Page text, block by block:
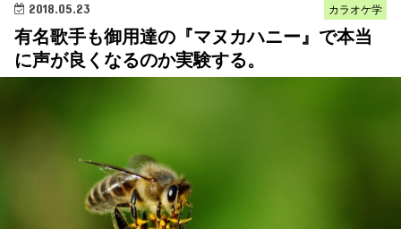
カラオケ学
2018.05.23
有名歌手も御用達の『マヌカハニー』で本当
に声が良くなるのか実験する。